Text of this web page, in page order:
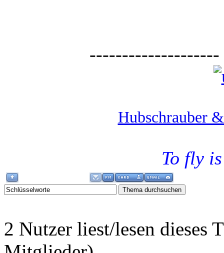
--------------------
Hubschrauber
To fly
2 Nutzer liest/lesen dieses